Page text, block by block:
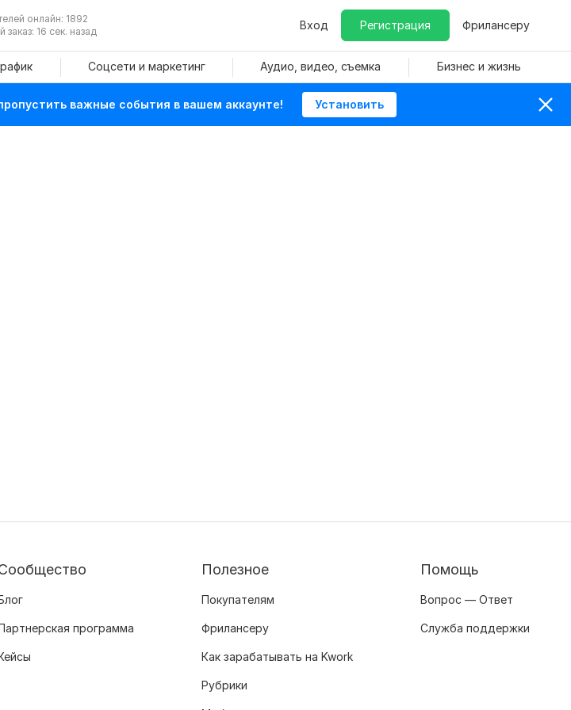
онлайн: 1892
заказ: 16 сек. назад
Вход Регистрация Фрилансеру
Соцсети и маркетинг Аудио, видео, съемка Бизнес и жизнь
важные события в вашем аккаунте! Установить
программа
Полезное
Покупателям
Фрилансеру
Как зарабатывать на Kwork
Рубрики
Помощь
Вопрос — Ответ
Служба поддержки